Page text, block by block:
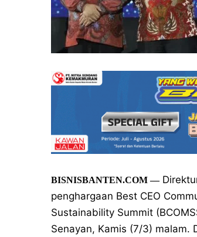
BISNISBANTEN.COM—
penghargaan Best CEO
Sustainability Summit
Senayan, Kamis (7/3) malam.